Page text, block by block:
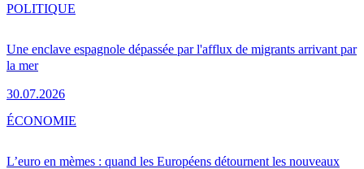
Une enclave espagnole dépassée par l'afflux de migrants arrivant par
la mer
30.07.2026
POLITIQUE
L’euro en mèmes : quand les Européens détournent les nouveaux
ÉCONOMIE